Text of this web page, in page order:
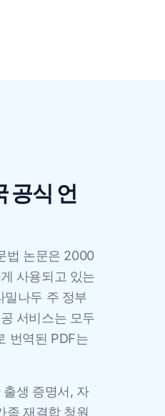
공식 언
법 논문은 2000
사용되고 있는
밀나두 주 정부
서비스는 모두
번역된 PDF는
생 증명서, 자
족 재결합 청원